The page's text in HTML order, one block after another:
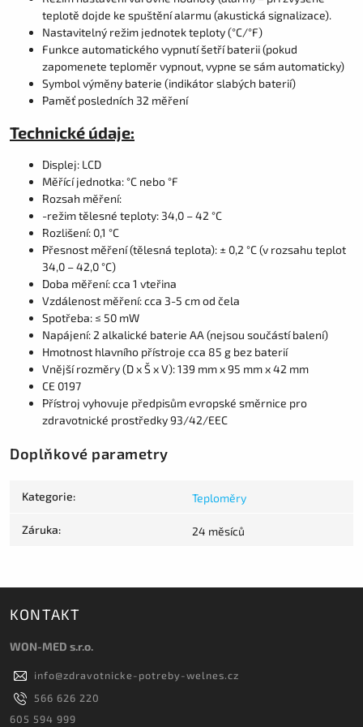
teplotě dojde ke spuštění alarmu (akustická signalizace).
Nastavitelný režim jednotek teploty (°C/°F)
Funkce automatického vypnutí šetří baterii (pokud
zapomenete teploměr vypnout, vypne se sám automaticky)
Symbol výměny baterie (indikátor slabých baterií)
Paměť posledních 32 měření
Technické údaje:
Displej: LCD
Měřící jednotka: °C nebo °F
Rozsah měření:
-režim tělesné teploty: 34,0 – 42 °C
Rozlišení: 0,1 °C
Přesnost měření (tělesná teplota): ± 0,2 °C (v rozsahu teplot
34,0 – 42,0 °C)
Doba měření: cca 1 vteřina
Vzdálenost měření: cca 3-5 cm od čela
Spotřeba: ≤ 50 mW
Napájení: 2 alkalické baterie AA (nejsou součástí balení)
Hmotnost hlavního přístroje cca 85 g bez baterií
Vnější rozměry (D x Š x V): 139 mm x 95 mm x 42 mm
CE 0197
Přístroj vyhovuje předpisům evropské směrnice pro
zdravotnické prostředky 93/42/EEC
Doplňkové parametry
Kategorie: Teploměry
Záruka: 24 měsíců
KONTAKT
WON-MED s.r.o.
info@zdravotnicke-potreby-welnes.cz
566 626 220
605 594 999